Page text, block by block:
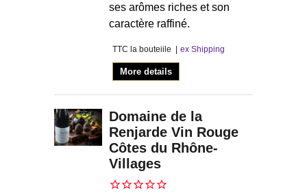
ses arômes riches et son
caractère raffiné.
TTC la bouteiile ex Shipping
More details
Domaine de la
Renjarde Vin Rouge
Côtes du Rhône-
Villages